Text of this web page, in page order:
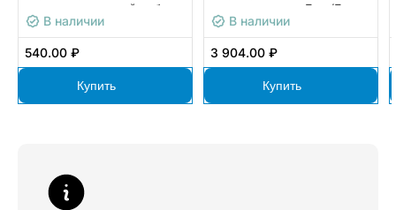
компенсационный кабель
типа НН(N) ОВЕН
2Х1,5
В наличии
540.00 ₽
Купить
взрывозащиты Ex e/Ex
d/Ex nR/Ex ta ОВЕН
В наличии
3 904.00 ₽
Купить